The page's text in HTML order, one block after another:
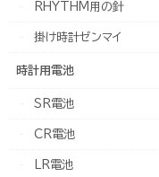
RHYTHM用の針
掛け時計ゼンマイ
時計用電池
SR電池
CR電池
LR電池